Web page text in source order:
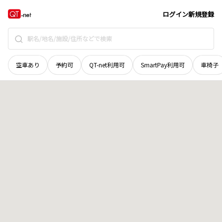
ログイン新規登録
空車あり 予約可 QT-net利用可 SmartPay利用可 車椅子
長野県